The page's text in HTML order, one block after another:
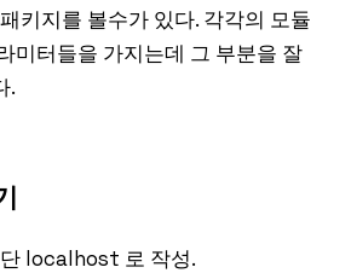
키지를 볼수가 있다. 각각의 모듈
미터들을 가지는데 그 부분을 잘
.
localhost 로 작성.